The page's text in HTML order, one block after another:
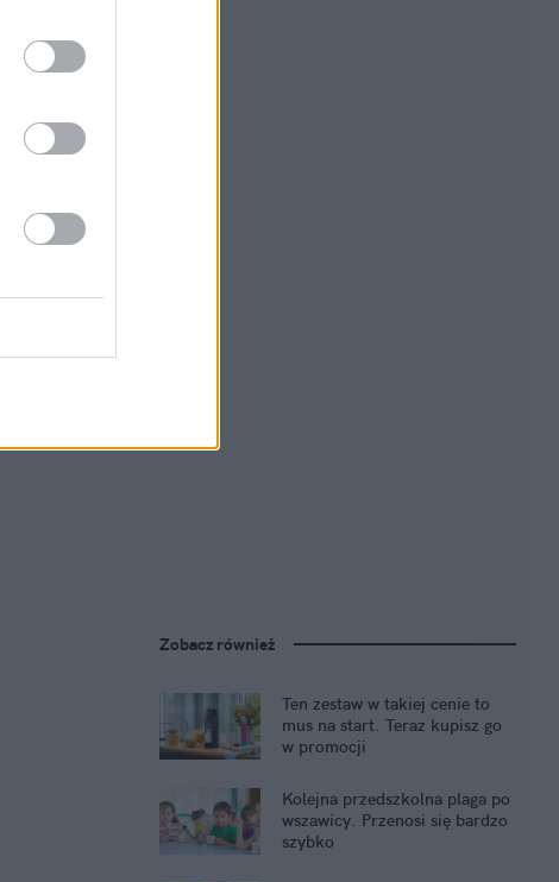
Zobacz również
Ten zestaw w takiej cenie to
mus na start. Teraz kupisz go
w promocji
Kolejna przedszkolna plaga po
wszawicy. Przenosi się bardzo
szybko